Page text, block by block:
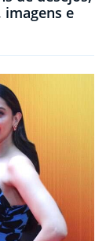
imagens e